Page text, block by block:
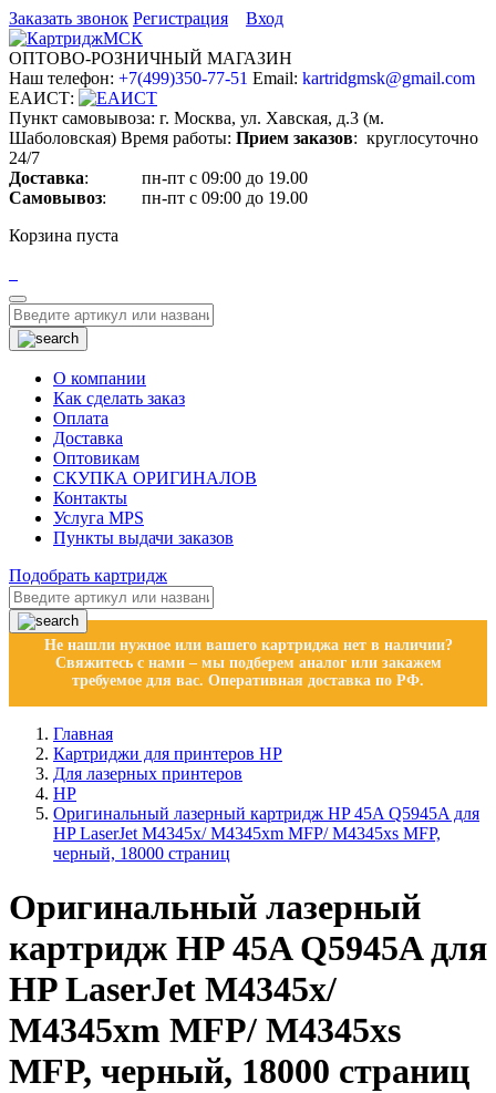
Заказать звонок Регистрация Вход
ОПТОВО-РОЗНИЧНЫЙ МАГАЗИН
Наш телефон: +7(499)350-77-51 Email: kartridgmsk@gmail.com
ЕАИСТ:
Пункт самовывоза: г. Москва, ул. Хавская, д.3 (м.
Шаболовская) Время работы: Прием заказов: круглосуточно
24/7
Доставка: пн-пт с 09:00 до 19.00
Самовывоз: пн-пт с 09:00 до 19.00
Корзина пуста
Toggle
navigation
О компании
Как сделать заказ
Оплата
Доставка
Оптовикам
СКУПКА ОРИГИНАЛОВ
Контакты
Услуга MPS
Пункты выдачи заказов
Подобрать картридж
Не нашли нужное или вашего картриджа нет в наличии?
Свяжитесь с нами – мы подберем аналог или закажем
требуемое для вас. Оперативная доставка по РФ.
Главная
Картриджи для принтеров HP
Для лазерных принтеров
HP
Оригинальный лазерный картридж HP 45A Q5945A для
HP LaserJet M4345x/ M4345xm MFP/ M4345xs MFP,
черный, 18000 страниц
Оригинальный лазерный
картридж HP 45A Q5945A для
HP LaserJet M4345x/
M4345xm MFP/ M4345xs
MFP, черный, 18000 страниц